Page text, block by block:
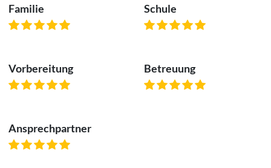
Familie Schule
Vorbereitung Betreuung
Ansprechpartner